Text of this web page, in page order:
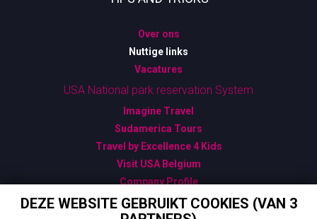
Over ons
Nuttige links
Vacatures
USA National park reservation System
Imagine Travel
Sudamerica Tours
Travel by Excellence 4 Kids
Visit USA Belgium
Company Profile
Algemene Verkoopsvoorwaarden
DEZE WEBSITE GEBRUIKT COOKIES (VAN 3